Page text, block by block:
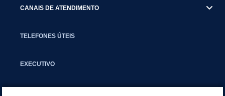
CANAIS DE ATENDIMENTO
TELEFONES ÚTEIS
EXECUTIVO